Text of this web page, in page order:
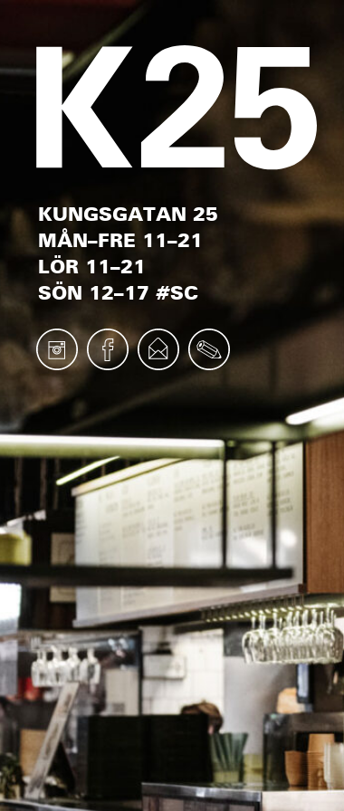
KUNGSGATAN 25
MÅN–FRE 11–21
LÖR 11–21
SÖN 12–17 #SC